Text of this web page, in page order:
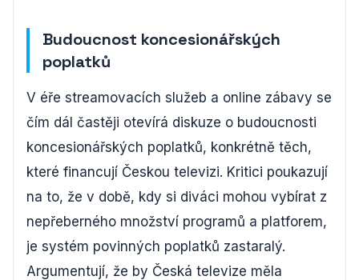
Budoucnost koncesionářských
poplatků
V éře streamovacích služeb a online zábavy se
čím dál častěji otevírá diskuze o budoucnosti
koncesionářských poplatků, konkrétně těch,
které financují Českou televizi. Kritici poukazují
na to, že v době, kdy si diváci mohou vybírat z
nepřeberného množství programů a platforem,
je systém povinných poplatků zastaralý.
Argumentují, že by Česká televize měla